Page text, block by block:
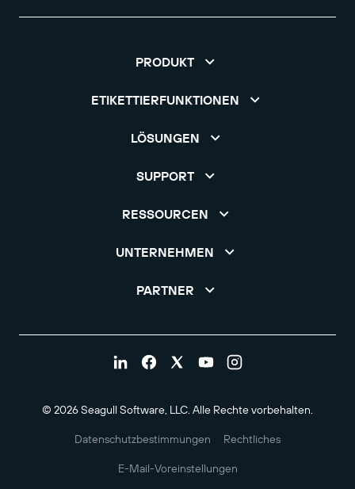
PRODUKT
ETIKETTIERFUNKTIONEN
LÖSUNGEN
SUPPORT
RESSOURCEN
UNTERNEHMEN
PARTNER
© 2026 Seagull Software, LLC. Alle Rechte vorbehalten.
Datenschutzbestimmungen Rechtliches
E-Mail-Voreinstellungen